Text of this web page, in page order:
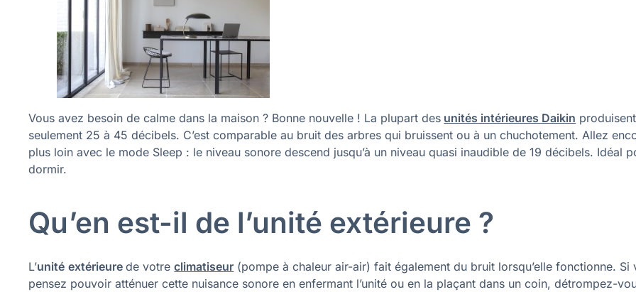
Vous avez besoin de calme dans la maison ? Bonne nouvelle ! La plupart des unités intérieures Daikin produisent
seulement 25 à 45 décibels. C’est comparable au bruit des arbres qui bruissent ou à un chuchotement. Allez
plus loin avec le mode Sleep : le niveau sonore descend jusqu’à un niveau quasi inaudible de 19 décibels. Idéal
dormir.
Qu’en est-il de l’unité extérieure ?
L’unité extérieurede votreclimatiseur (pompe à chaleur air-air) fait également du bruit lorsqu’elle fonctionne. Si
pensez pouvoir atténuer cette nuisance sonore en enfermant l’unité ou en la plaçant dans un coin, détrompez-